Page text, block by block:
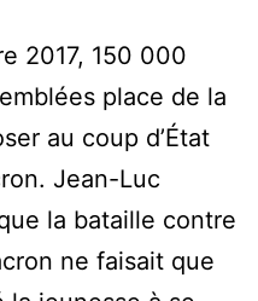
2017, 150 000
place de la
au coup d’État
Jean-Luc
la bataille contre
ne faisait que